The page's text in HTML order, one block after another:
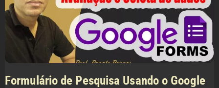
Formulário de Pesquisa Usando o Google